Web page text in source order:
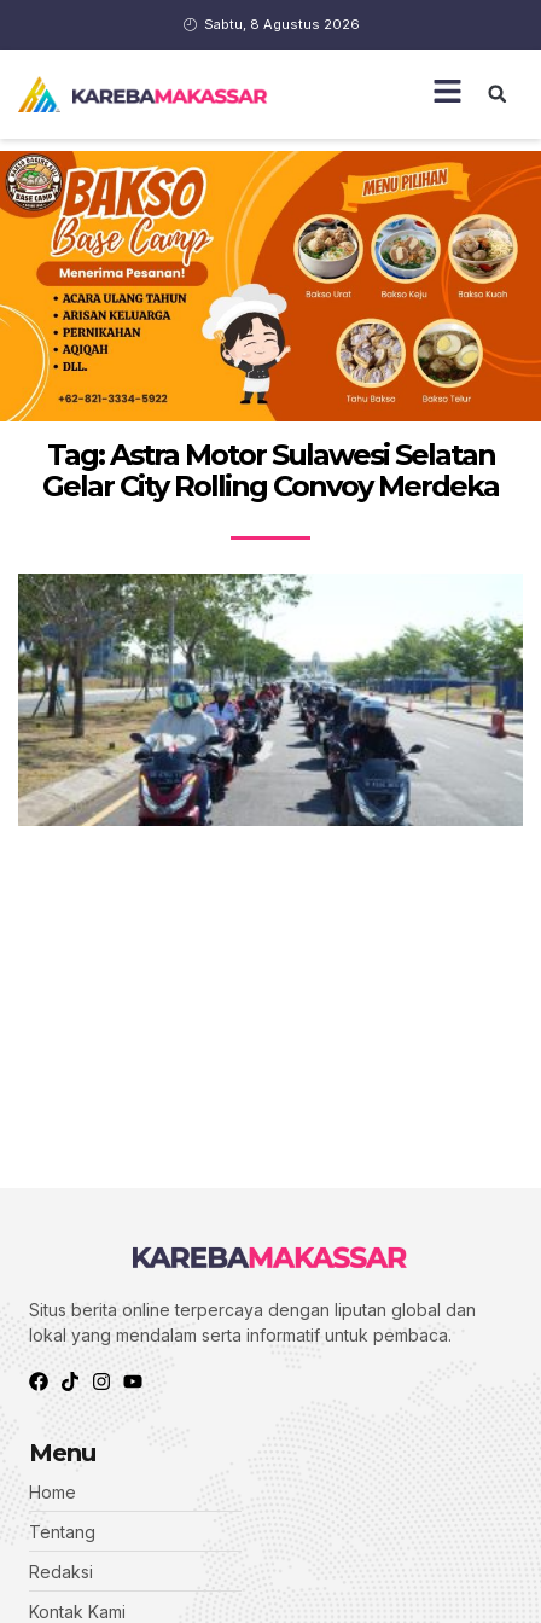
Sabtu, 8 Agustus 2026
Tag: Astra Motor Sulawesi Selatan
Gelar City Rolling Convoy Merdeka
Situs berita online terpercaya dengan liputan global dan
lokal yang mendalam serta informatif untuk pembaca.
Menu
Home
Tentang
Redaksi
Kontak Kami